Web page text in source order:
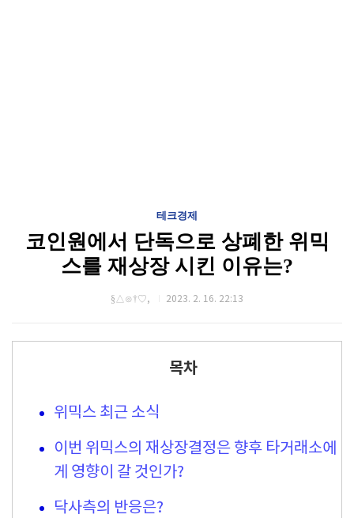
테크경제
코인원에서 단독으로 상폐한 위믹
스를 재상장 시킨 이유는?
§△⊙†♡, 2023. 2. 16. 22:13
목차
위믹스 최근 소식
이번 위믹스의 재상장결정은 향후 타거래소에
게 영향이 갈 것인가?
닥사측의 반응은?